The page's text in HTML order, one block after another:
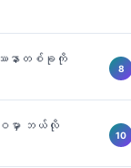
ြဿနာတစ်ခုကို
ဝမှာ ဘယ်လို